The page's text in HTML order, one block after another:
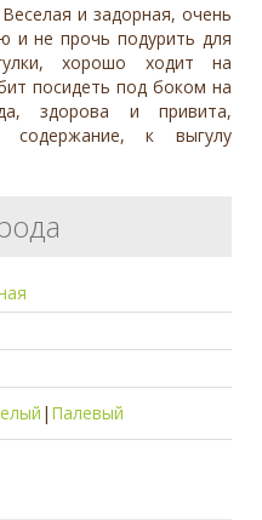
и задорная, очень
и не прочь подурить для
хорошо ходит на
посидеть под боком на
здорова и привита,
содержание, к выгулу
| Палевый